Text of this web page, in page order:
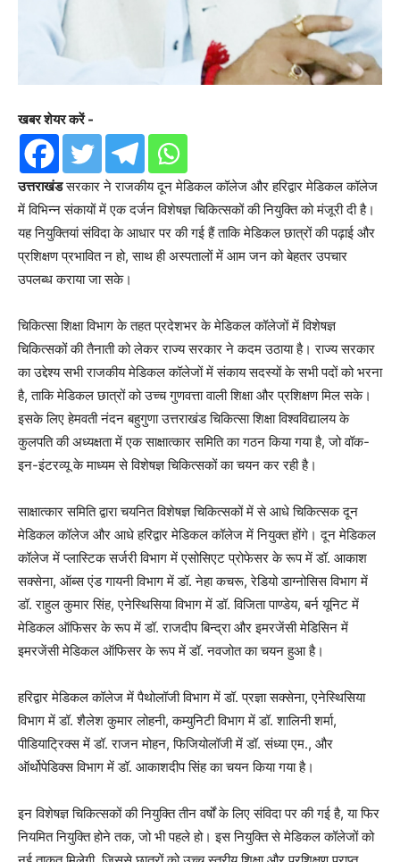
खबर शेयर करें -
उत्तराखंडसरकार ने राजकीय दून मेडिकल कॉलेज और हरिद्वार मेडिकल कॉलेज
में विभिन्न संकायों में एक दर्जन विशेषज्ञ चिकित्सकों की नियुक्ति को मंजूरी दी है।
यह नियुक्तियां संविदा के आधार पर की गई हैं ताकि मेडिकल छात्रों की पढ़ाई और
प्रशिक्षण प्रभावित न हो, साथ ही अस्पतालों में आम जन को बेहतर उपचार
उपलब्ध कराया जा सके।
चिकित्सा शिक्षा विभाग के तहत प्रदेशभर के मेडिकल कॉलेजों में विशेषज्ञ
चिकित्सकों की तैनाती को लेकर राज्य सरकार ने कदम उठाया है। राज्य सरकार
का उद्देश्य सभी राजकीय मेडिकल कॉलेजों में संकाय सदस्यों के सभी पदों को भरना
है, ताकि मेडिकल छात्रों को उच्च गुणवत्ता वाली शिक्षा और प्रशिक्षण मिल सके।
इसके लिए हेमवती नंदन बहुगुणा उत्तराखंड चिकित्सा शिक्षा विश्वविद्यालय के
कुलपति की अध्यक्षता में एक साक्षात्कार समिति का गठन किया गया है, जो वॉक-
इन-इंटरव्यू के माध्यम से विशेषज्ञ चिकित्सकों का चयन कर रही है।
साक्षात्कार समिति द्वारा चयनित विशेषज्ञ चिकित्सकों में से आधे चिकित्सक दून
मेडिकल कॉलेज और आधे हरिद्वार मेडिकल कॉलेज में नियुक्त होंगे। दून मेडिकल
कॉलेज में प्लास्टिक सर्जरी विभाग में एसोसिएट प्रोफेसर के रूप में डॉ. आकाश
सक्सेना, ऑब्स एंड गायनी विभाग में डॉ. नेहा कचरू, रेडियो डाग्नोसिस विभाग में
डॉ. राहुल कुमार सिंह, एनेस्थिसिया विभाग में डॉ. विजिता पाण्डेय, बर्न यूनिट में
मेडिकल ऑफिसर के रूप में डॉ. राजदीप बिन्द्रा और इमरजेंसी मेडिसिन में
इमरजेंसी मेडिकल ऑफिसर के रूप में डॉ. नवजोत का चयन हुआ है।
हरिद्वार मेडिकल कॉलेज में पैथोलॉजी विभाग में डॉ. प्रज्ञा सक्सेना, एनेस्थिसिया
विभाग में डॉ. शैलेश कुमार लोहनी, कम्युनिटी विभाग में डॉ. शालिनी शर्मा,
पीडियाट्रिक्स में डॉ. राजन मोहन, फिजियोलॉजी में डॉ. संध्या एम., और
ऑर्थोपेडिक्स विभाग में डॉ. आकाशदीप सिंह का चयन किया गया है।
इन विशेषज्ञ चिकित्सकों की नियुक्ति तीन वर्षों के लिए संविदा पर की गई है, या फिर
नियमित नियुक्ति होने तक, जो भी पहले हो। इस नियुक्ति से मेडिकल कॉलेजों को